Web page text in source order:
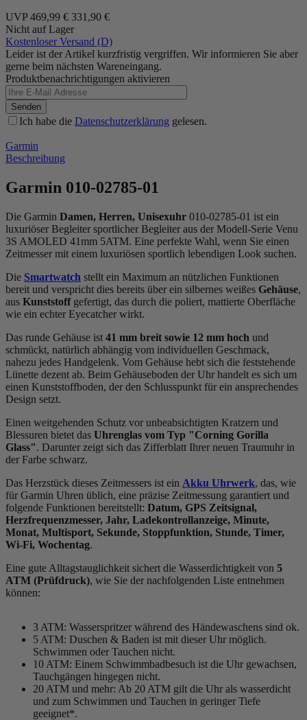
UVP 469,99 € 331,90 €
Nicht auf Lager
Kostenloser Versand (D)
Leider ist der Artikel kurzfristig vergriffen. Wir informieren Sie aber
gerne beim nächsten Wareneingang.
Produktbenachrichtigungen aktivieren
Senden
Ich habe die Datenschutzerklärung gelesen.
Garmin
Beschreibung
Garmin 010-02785-01
Die Garmin Damen, Herren, Unisexuhr 010-02785-01 ist ein
luxuriöser Begleiter sportlicher Begleiter aus der Modell-Serie Venu
3S AMOLED 41mm 5ATM. Eine perfekte Wahl, wenn Sie einen
Zeitmesser mit einem luxuriösen sportlich lebendigen Look suchen.
Die Smartwatch stellt ein Maximum an nützlichen Funktionen
bereit und verspricht dies bereits über ein silbernes weißes Gehäuse,
aus Kunststoffgefertigt, das durch die poliert, mattierte Oberfläche
wie ein echter Eyecatcher wirkt.
Das runde Gehäuse ist 41 mm breit sowie 12 mm hoch und
schmückt, natürlich abhängig vom individuellen Geschmack,
nahezu jedes Handgelenk. Vom Gehäuse hebt sich die feststehende
Lünette dezent ab. Beim Gehäuseboden der Uhr handelt es sich um
einen Kunststoffboden, der den Schlusspunkt für ein ansprechendes
Design setzt.
Einen weitgehenden Schutz vor unbeabsichtigten Kratzern und
Blessuren bietet das Uhrenglas vom Typ "Corning Gorilla
Glass". Darunter zeigt sich das Zifferblatt Ihrer neuen Traumuhr in
der Farbe schwarz.
Das Herzstück dieses Zeitmessers ist ein Akku Uhrwerk, das, wie
für Garmin Uhren üblich, eine präzise Zeitmessung garantiert und
folgende Funktionen bereitstellt: Datum, GPS Zeitsignal,
Herzfrequenzmesser, Jahr, Ladekontrollanzeige, Minute,
Monat, Multisport, Sekunde, Stoppfunktion, Stunde, Timer,
Wi-Fi, Wochentag.
Eine gute Alltagstauglichkeit sichert die Wasserdichtigkeit von 5
ATM (Prüfdruck), wie Sie der nachfolgenden Liste entnehmen
können:
3 ATM: Wasserspritzer während des Händewaschens sind ok.
5 ATM: Duschen & Baden ist mit dieser Uhr möglich.
Schwimmen oder Tauchen nicht.
10 ATM: Einem Schwimmbadbesuch ist die Uhr gewachsen,
Tauchgängen hingegen nicht.
20 ATM und mehr: Ab 20 ATM gilt die Uhr als wasserdicht
und zum Schwimmen und Tauchen in geringer Tiefe
geeignet*.